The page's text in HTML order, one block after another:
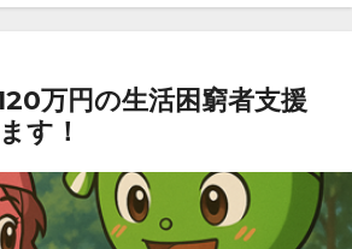
万円の生活困窮者支援
す！